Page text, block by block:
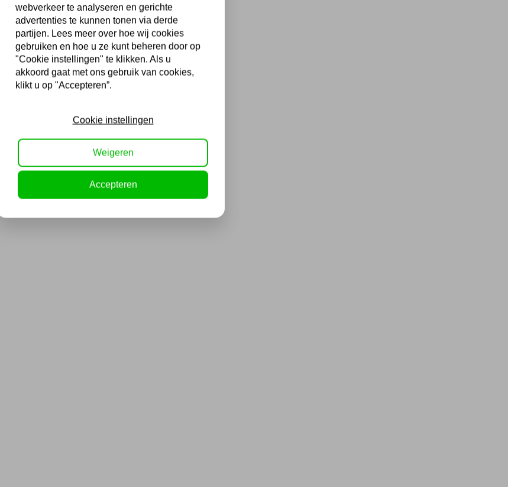
webverkeer te analyseren en gerichte
advertenties te kunnen tonen via derde
partijen. Lees meer over hoe wij cookies
gebruiken en hoe u ze kunt beheren door op
"Cookie instellingen" te klikken. Als u
akkoord gaat met ons gebruik van cookies,
klikt u op "Accepteren”.
Cookie instellingen
Weigeren
Accepteren